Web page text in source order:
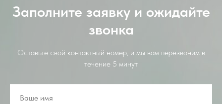
Заполните заявку и ожидайте
звонка
Оставьте свой контактный номер, и мы вам перезвоним в
течение 5 минут